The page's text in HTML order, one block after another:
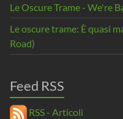
Le Oscure Trame - We're
Le oscure trame: È quasi
Road)
Feed RSS
RSS - Articoli